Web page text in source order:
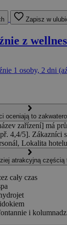
Zapisz w
z
1 osoby, 2 dni
oceniają to
zařízení] má
4,4/5]. Zákazníci
Lokalita
atrakcyjną częścią
cały czas
i